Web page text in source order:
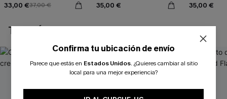
33,00 €37,00 € 35,00 € 35,00 €
TAMBIÉN TE PUEDE GUSTAR
Confirma tu ubicación de envío
Parece que estás en Estados Unidos. ¿Quieres cambiar al sitio
local para una mejor experiencia?